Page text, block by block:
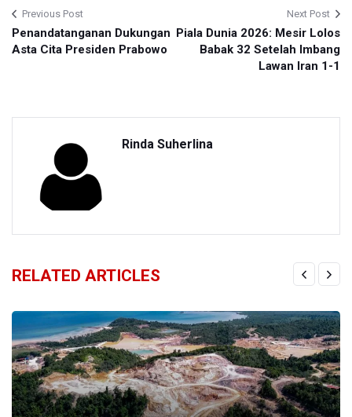
Previous Post
Penandatanganan Dukungan
Asta Cita Presiden Prabowo
Next Post
Piala Dunia 2026: Mesir Lolos
Babak 32 Setelah Imbang
Lawan Iran 1-1
Rinda Suherlina
RELATED ARTICLES